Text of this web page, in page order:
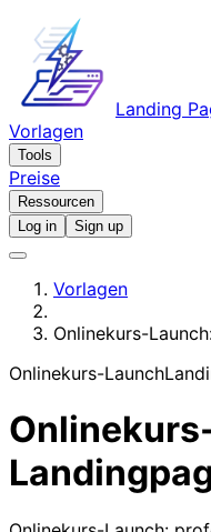
Landing
Vorlagen
Tools
Preise
Ressourcen
Log in
Sign up
Vorlagen
Onlinekurs-
Onlinekurs-Launch